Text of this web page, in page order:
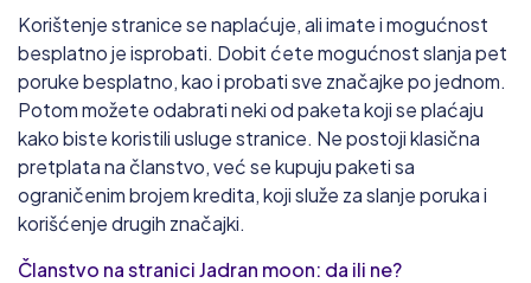
Korištenje stranice se naplaćuje, ali imate i mogućnost
besplatno je isprobati. Dobit ćete mogućnost slanja pet
poruke besplatno, kao i probati sve značajke po jednom.
Potom možete odabrati neki od paketa koji se plaćaju
kako biste koristili usluge stranice. Ne postoji klasična
pretplata na članstvo, već se kupuju paketi sa
ograničenim brojem kredita, koji služe za slanje poruka i
korišćenje drugih značajki.
Članstvo na stranici Jadran moon: da ili ne?